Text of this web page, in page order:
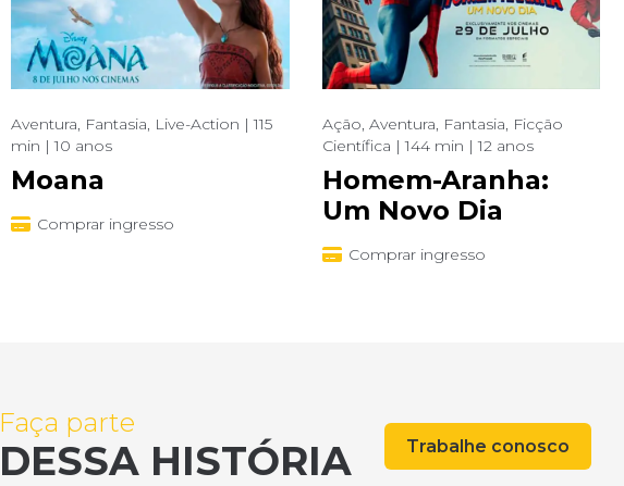
Aventura, Fantasia, Live-Action | 115
min | 10 anos
Moana
Comprar ingresso
Ação, Aventura, Fantasia, Ficção
Científica | 144 min | 12 anos
Homem-Aranha:
Um Novo Dia
Comprar ingresso
Faça parte
DESSA HISTÓRIA Trabalhe conosco